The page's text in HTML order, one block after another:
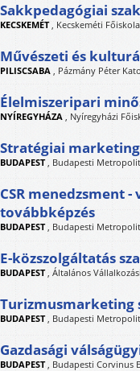
Sakkpedagógiai
KECSKEMÉT, Kecskeméti
Művészeti és
PILISCSABA , Pázmány Péter
Élelmiszeripari
NYÍREGYHÁZA , Nyíregyházi
Stratégiai
BUDAPEST, Budapesti
CSR menedzsment
továbbképzés
BUDAPEST, Budapesti
E-közszolgáltatás
BUDAPEST, Általános
Turizmusmarketing
BUDAPEST, Budapesti
Gazdasági
BUDAPEST, Budapesti Corvinus